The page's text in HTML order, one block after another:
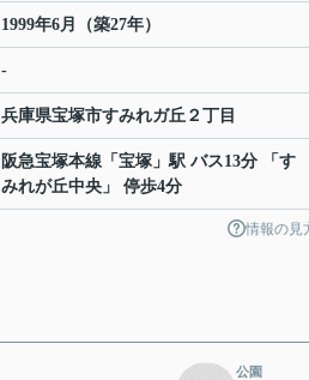
1999年6月（築27年）
-
兵庫県宝塚市すみれガ丘 ２丁目
阪急宝塚本線 「 宝塚 」駅 バス13分 「す
みれが丘中央」 停歩4分
情報の見
公園